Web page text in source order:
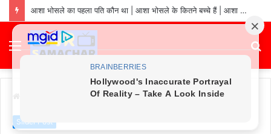
asha bhosle ki sampatti kitni hai: asha bhosle net worth in 2026 | asha bhosle ke pass kitna paisa hai
Menu
Slider Post
Slider Post